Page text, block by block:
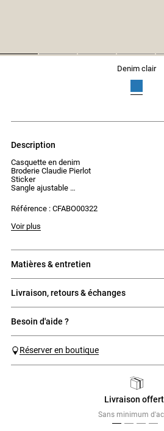
denim clair
description
Casquette en denim
Broderie Claudie Pierlot
Sticker
Sangle ajustable
Collaboration exclusive New Era x Claudie
Référence : CFABO00322
Voir plus
matières & entretien
livraison, retours & échanges
besoin d'aide ?
Réserver en boutique
Livraison
Sans minimum